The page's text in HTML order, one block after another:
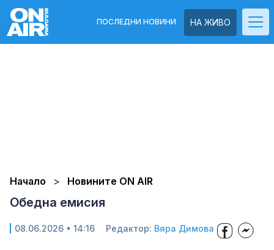
НА ЖИВО
ПОСЛЕДНИ НОВИНИ
Начало Новините ON AIR
Обедна емисия
08.06.2026 • 14:16 Редактор: Вяра Димова